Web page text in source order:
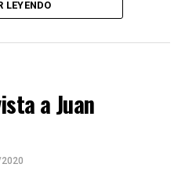
LEYENDO
a Juan